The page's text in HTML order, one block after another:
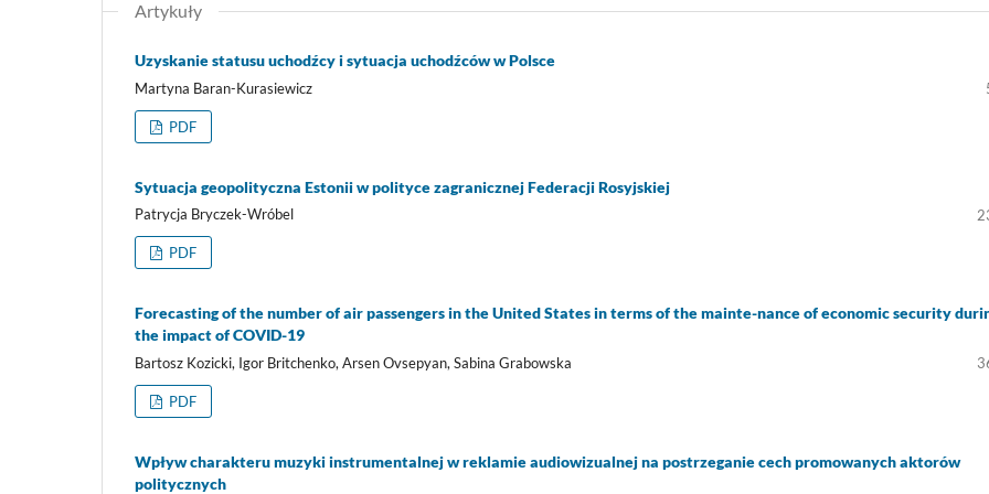
Artykuły
Uzyskanie statusu uchodźcy i sytuacja uchodźców w Polsce
Martyna Baran-Kurasiewicz
PDF
Sytuacja geopolityczna Estonii w polityce zagranicznej Federacji Rosyjskiej
Patrycja Bryczek-Wróbel
PDF
Forecasting of the number of air passengers in the United States in terms of the mainte-nance of economic security
the impact of COVID-19
Bartosz Kozicki, Igor Britchenko, Arsen Ovsepyan, Sabina Grabowska
PDF
Wpływ charakteru muzyki instrumentalnej w reklamie audiowizualnej na postrzeganie cech promowanych aktorów
politycznych